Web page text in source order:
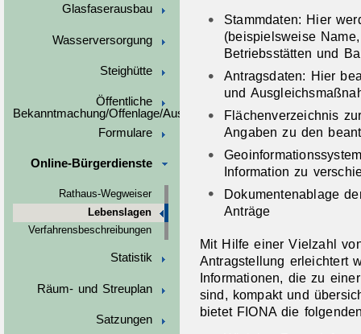
Glasfaserausbau
Wasserversorgung
Steighütte
Öffentliche
Bekanntmachung/Offenlage/Ausschreibungen
Formulare
Online-Bürgerdienste
Rathaus-Wegweiser
Lebenslagen
Verfahrensbeschreibungen
Statistik
Räum- und Streuplan
Satzungen
Stammdaten: Hier
(beispielsweise
Betriebsstätten und
Antragsdaten: Hier
und
Flächenverzeichnis
Angaben zu den
Information zu
Dokumentenablage
Anträge
Mit Hilfe einer Vielzahl
Antragstellung erleichtert
Informationen, die zu
sind, kompakt und
bietet FIONA die